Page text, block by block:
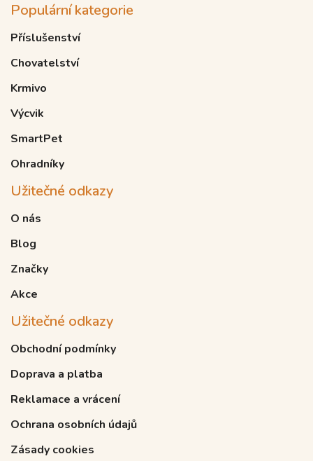
Populární kategorie
Příslušenství
Chovatelství
Krmivo
Výcvik
SmartPet
Ohradníky
Užitečné odkazy
O nás
Blog
Značky
Akce
Užitečné odkazy
Obchodní podmínky
Doprava a platba
Reklamace a vrácení
Ochrana osobních údajů
Zásady cookies